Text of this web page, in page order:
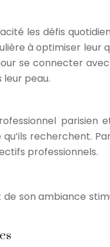
les défis
à optimiser
se connecter
peau.
recherchent.
professionnels.
son ambiance